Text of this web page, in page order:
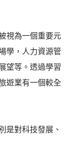
視為一個重要元
學，人力資源管
望等。透過學習
遊業有一個較全
是對科技發展、